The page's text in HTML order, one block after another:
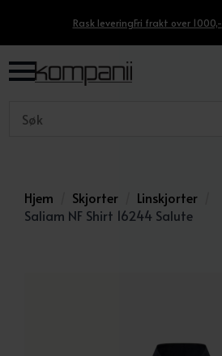
Rask leveringFri frakt over 1000,-
Hjem Skjorter
Linskjorter
Saliam NF Shirt 16244 Salute